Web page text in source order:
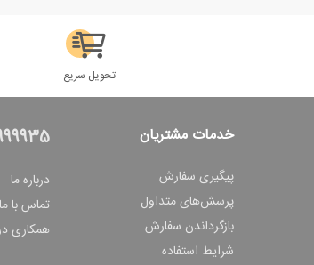
تحویل سریع
خدمات مشتریان
پیگیری سفارش
پرسش‌های متداول
بازگرداندن سفارش
شرایط استفاده
درباره ما
تماس با ما
همکاری